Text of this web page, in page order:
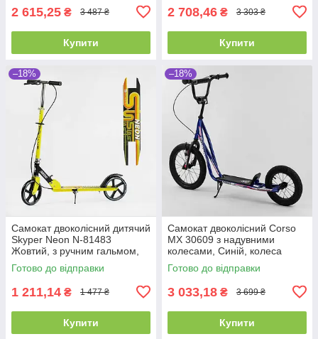
2 615,25 ₴ 3 487 ₴
Купити
2 708,46 ₴ 3 303 ₴
Купити
–18%
Самокат двоколісний дитячий
Skyper Neon N-81483
Жовтий, з ручним гальмом,
колесами PU-200 мм, до 70
кг
Готово до відправки
1 211,14 ₴ 1 477 ₴
Купити
–18%
Самокат двоколісний Corso
МХ 30609 з надувними
колесами, Синій, колеса
16"/12", ручне переднє
гальмо
Готово до відправки
3 033,18 ₴ 3 699 ₴
Купити